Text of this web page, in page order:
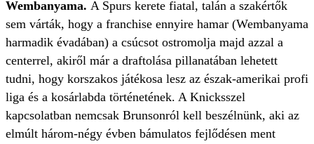
Wembanyama. A Spurs kerete fiatal, talán a szakértők
sem várták, hogy a franchise ennyire hamar (Wembanyama
harmadik évadában) a csúcsot ostromolja majd azzal a
centerrel, akiről már a draftolása pillanatában lehetett
tudni, hogy korszakos játékosa lesz az észak-amerikai profi
liga és a kosárlabda történetének. A Knicksszel
kapcsolatban nemcsak Brunsonról kell beszélnünk, aki az
elmúlt három-négy évben bámulatos fejlődésen ment